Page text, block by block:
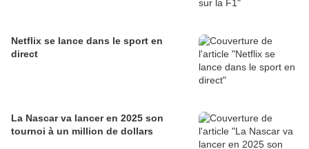
Netflix se lance dans le sport en
direct
La Nascar va lancer en 2025 son
tournoi à un million de dollars